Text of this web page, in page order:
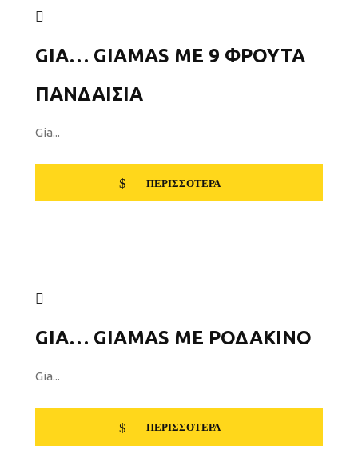
GIA… GIAMAS ΜΕ 9 ΦΡΟΎΤΑ
ΠΑΝΔΑΙΣΊΑ
Gia...
ΠΕΡΙΣΣΌΤΕΡΑ
GIA… GIAMAS ΜΕ ΡΟΔΆΚΙΝΟ
Gia...
ΠΕΡΙΣΣΌΤΕΡΑ